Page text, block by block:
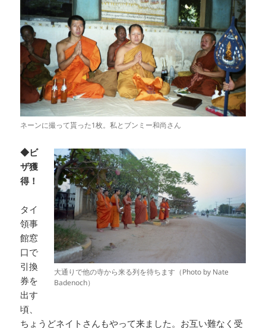
ネーンに撮って貰った1枚。私とブンミー和尚さん
大通りで他の寺から来る列を待ちます（Photo by Nate
Badenoch）
◆ビ
ザ獲
得！
タイ
領事
館窓
口で
引換
券を
出す
頃、
ちょうどネイトさんもやって来ました。お互い難なく受